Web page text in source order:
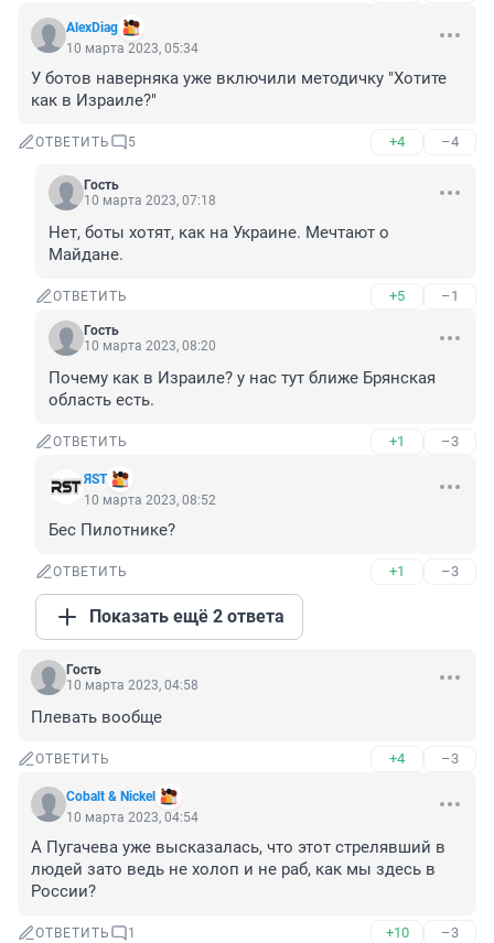
AlexDiag
10 марта 2023, 05:34
У ботов наверняка уже включили методичку "Хотите
как в Израиле?"
ОТВЕТИТЬ 5 +4 –4
Гость
10 марта 2023, 07:18
Нет, боты хотят, как на Украине. Мечтают о
Майдане.
ОТВЕТИТЬ +5 –1
Гость
10 марта 2023, 08:20
Почему как в Израиле? у нас тут ближе Брянская
область есть.
ОТВЕТИТЬ +1 –3
ЯST
10 марта 2023, 08:52
Бес Пилотнике?
ОТВЕТИТЬ +1 –3
Показать ещё 2 ответа
Гость
10 марта 2023, 04:58
Плевать вообще
ОТВЕТИТЬ +4 –3
Cobalt & Nickel
10 марта 2023, 04:54
А Пугачева уже высказалась, что этот стрелявший в
людей зато ведь не холоп и не раб, как мы здесь в
России?
ОТВЕТИТЬ 1 +10 –3